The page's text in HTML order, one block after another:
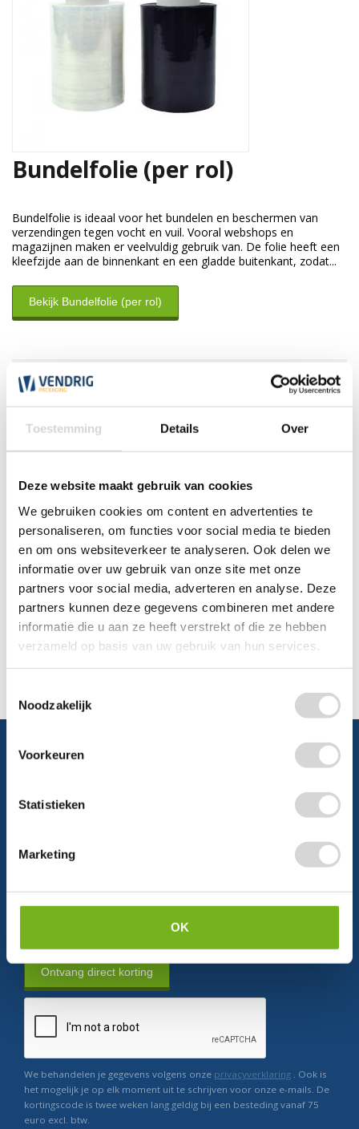
Toestemming Details Over
Deze website maakt gebruik van cookies
We gebruiken cookies om content en advertenties te
personaliseren, om functies voor social media te bieden
en om ons websiteverkeer te analyseren. Ook delen we
informatie over uw gebruik van onze site met onze
partners voor social media, adverteren en analyse. Deze
partners kunnen deze gegevens combineren met andere
informatie die u aan ze heeft verstrekt of die ze hebben
verzameld op basis van uw gebruik van hun services.
Noodzakelijk
Voorkeuren
Statistieken
Marketing
OK
Bundelfolie (per rol)
Bundelfolie is ideaal voor het bundelen en beschermen van
verzendingen tegen vocht en vuil. Vooral webshops en
magazijnen maken er veelvuldig gebruik van. De folie heeft een
kleefzijde aan de binnenkant en een gladde buitenkant, zodat...
Bekijk Bundelfolie (per rol)
Klantenservice
Wij zijn nu gesloten. Wij zijn de eerst volgende werkdag weer
open tussen 7:30 en 17:30 uur.
0348 4791 95
Chat
WhatsApp 0348 479195
Mailen
Schrijf je in en ontvang direct
Persoonlijke korting
Krijg af en toe mails van ons
Ontvang direct korting
We behandelen je gegevens volgens onze privacyverklaring . Ook is
het mogelijk je op elk moment uit te schrijven voor onze e-mails. De
kortingscode is twee weken lang geldig bij een besteding vanaf 75
euro excl. btw.